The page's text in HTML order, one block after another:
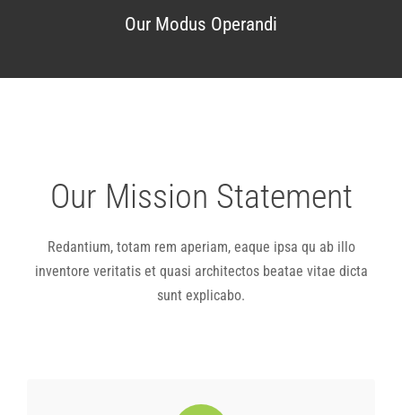
Our Modus Operandi
Our Mission Statement
Redantium, totam rem aperiam, eaque ipsa qu ab illo
inventore veritatis et quasi architectos beatae vitae dicta
sunt explicabo.